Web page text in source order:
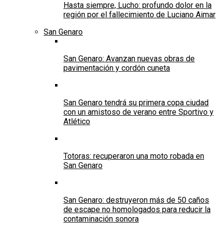
Hasta siempre, Lucho: profundo dolor en la
región por el fallecimiento de Luciano Aimar
San Genaro
San Genaro: Avanzan nuevas obras de
pavimentación y cordón cuneta
San Genaro tendrá su primera copa ciudad
con un amistoso de verano entre Sportivo y
Atlético
Totoras: recuperaron una moto robada en
San Genaro
San Genaro: destruyeron más de 50 caños
de escape no homologados para reducir la
contaminación sonora